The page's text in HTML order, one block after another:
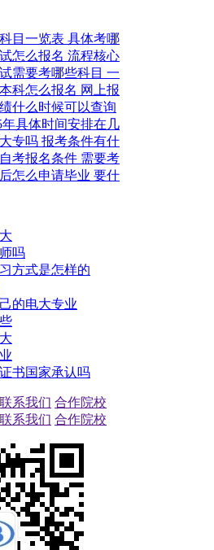
目一览表 具体考哪
怎么报名 流程核心
需要考哪些科目 一
科怎么报名 网上报
什么时候可以查询
年具体时间安排在几
专吗 报考条件有什
考报名条件 需要考
怎么申请毕业 要什
吗
方式是怎样的
的电大专业
书国家承认吗
联系我们 合作院校
联系我们 合作院校